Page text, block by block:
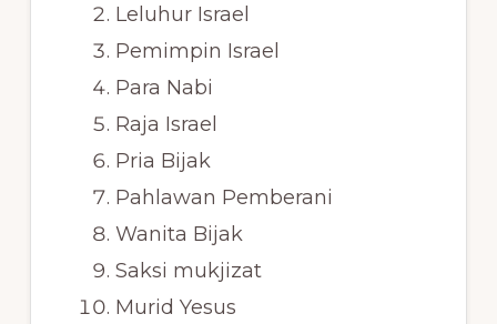
Leluhur Israel
Pemimpin Israel
Para Nabi
Raja Israel
Pria Bijak
Pahlawan Pemberani
Wanita Bijak
Saksi mukjizat
Murid Yesus